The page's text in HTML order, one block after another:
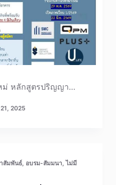
ม่ หลักสูตรปริญญา…
2025
สัมพันธ์, อบรม-สัมมนา,ไม่มี